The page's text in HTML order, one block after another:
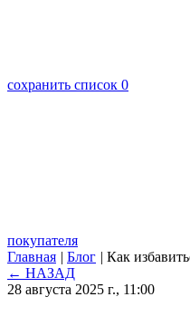
сохранить список 0
покупателя
Главная | Блог | Как
← НАЗАД
28 августа 2025 г., 11:00